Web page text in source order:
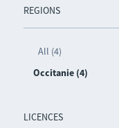
REGIONS
All (4)
Occitanie (4)
LICENCES